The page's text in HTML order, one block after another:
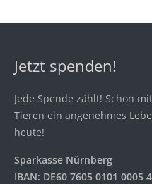
Jetzt spenden!
Jede Spende zählt! Schon
Tieren ein angenehmes
heute!
Sparkasse Nürnberg
IBAN: DE60 7605 0101 0005